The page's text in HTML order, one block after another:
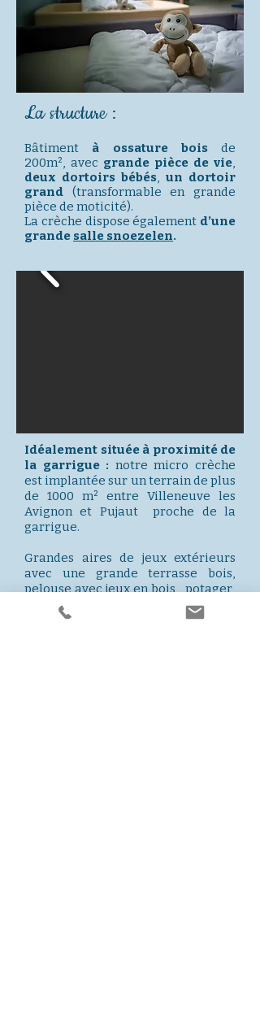
La structure :
Bâtiment à ossature boisde
200m², avec grande pièce de vie,
deux dortoirs bébés, un dortoir
grand (transformable en grande
pièce de moticité).
La crèche dispose également d’une
grande salle snoezelen.
Idéalement située à proximité de
la garrigue : notre micro crèche
est implantée sur un terrain de plus
de 1000 m² entre Villeneuve les
Avignon et Pujaut proche de la
garrigue.
Grandes aires de jeux extérieurs
avec une grande terrasse bois,
pelouse avec jeux en bois , potager,
lapin, parcours sensoriels…